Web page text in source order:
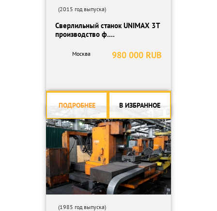
(2015 год выпуска)
Сверлильный станок UNIMAX 3T
производство ф....
980 000 RUB
Москва
ПОДРОБНЕЕ В ИЗБРАННОЕ
(1985 год выпуска)